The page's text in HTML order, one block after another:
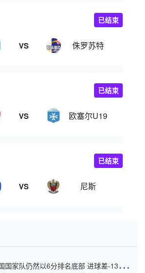
VS 侏罗苏特
已结束
VS 欧塞尔U19
已结束
VS 尼斯
已结束
国家队仍然以6分排名底部 进球差-13令人